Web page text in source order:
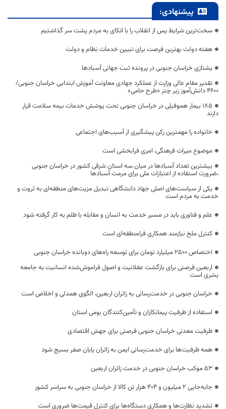
پیشنهادی:
سخت‌ترین شرایط پس از انقلاب را با اتکای به مردم پشت سر گذاشتیم
هفته دولت بهترین فرصت برای تبیین خدمات نظام و دولت
یشتازی خراسان جنوبی در پرونده ثبت جهانی آسبادها
تقدیر مقام عالی وزارت از عملکرد جهادی معاونت آموزش ابتدایی خراسان جنوبی/
۴۶۰۰ دانش‌آموز زیر چتر «طرح حامی»
۱۸۵ بیمار هموفیلی در خراسان جنوبی تحت پوشش خدمات بیمه سلامت قرار
دارند
خانواده را مهمترین رکن پیشگیری از آسیب‌های اجتماعی
موضوع میراث فرهنگی، امری فرابخشی است
بیشترین تعداد آسبادها در میان سه استان شرقی کشور در خراسان جنوبی
،ضرورت استفاده از اعتبارات ملی برای مرمت آسبادها
یکی از سیاست‌های اصلی جهاد دانشگاهی تبدیل مزیت‌های منطقه‌ای به ثروت و
خدمت به مردم است
علم و فناوری باید در مسیر خدمت به انسان و مقابله با ظلم به کار گرفته شود
کنترل ملخ نیازمند همکاری فرامنطقه‌ای است
اختصاص 2500 میلیارد تومان برای توسعه راه‌های دوبانده خراسان جنوبی
اربعین فرصتی برای بازگشت عقلانیت و اصول فراموش‌شده انسانیت به جامعه
بشری است
خراسان جنوبی در خدمت‌رسانی به زائران اربعین، الگوی همدلی و اخلاص است
استفاده از ظرفیت پیمانکاران و تأمین‌کنندگان بومی استان
ظرفیت معدنی خراسان جنوبی فرصتی برای جهش اقتصادی
همه ظرفیت‌ها برای خدمت‌رسانی ایمن به زائران پایان صفر بسیج شود
53 موکب خراسان جنوبی در خدمت زائران اربعین
جابه‌جایی 2 میلیون و 404 هزار تن کالا از خراسان جنوبی به سراسر کشور
تشدید نظارت‌ها و همکاری دستگاه‌ها برای کنترل قیمت‌ها ضروری است